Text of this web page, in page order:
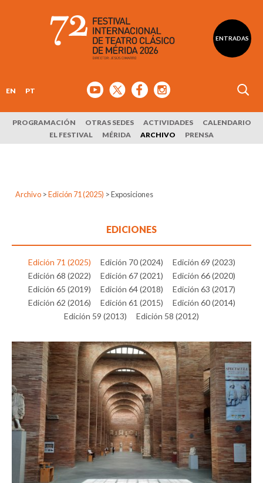
ENTRADAS
EN PT
PROGRAMACIÓN OTRAS SEDES ACTIVIDADES
CALENDARIO
EL FESTIVAL
MÉRIDA ARCHIVO PRENSA
Archivo > Edición 71 (2025) >Exposiciones
EDICIONES
Edición 71 (2025) Edición 70 (2024)
Edición 69 (2023)
Edición 68 (2022)
Edición 67 (2021)
Edición 66 (2020)
Edición 65 (2019)
Edición 64 (2018)
Edición 63 (2017)
Edición 62 (2016)
Edición 61 (2015)
Edición 60 (2014)
Edición 59 (2013)
Edición 58 (2012)